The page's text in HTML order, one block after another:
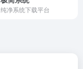
纯净系统下载平台